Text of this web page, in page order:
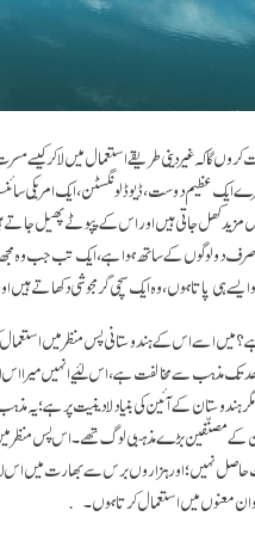
گا کہ غیردینی طریقے استعمال میں لا کر
ایک عظیم دوست، ڈیوڈ لونگسٹن، ایک امریکی
مزید کھل جاتی ہیں اور اس کے پپوٹے پھیل
دو لوگوں کے ساتھ ہوا ہے، ایک تب جب وہ
ایسے ہی پاتا ہوں، وہ ایک سچی گرمجوشی دکھاتے
میں اسے اس کے ہندوستانی پس منظر میں
تک مذہب سے مخالفت ہے، اس لئیے انہیں میرا
مگر ہندوستان کے آئین کی بنیاد لادینیت پر
کے مصنّفین بڑے مذہبی لوگ تھے۔ اس پس منظر میں
نہیں؛ اور ہزاروں برس سے بھارت میں اس
ان معنوں میں استعمال کرتا ہوں۔